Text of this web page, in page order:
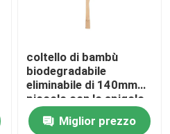
coltello di bambù
biodegradabile
eliminabile di 140mm
piccolo con lo spigolo
per i ristoranti casa e
cucinaMiglior prezzo